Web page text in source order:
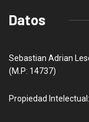
Datos
Sebastian Adrian
(M.P: 14737)
Propiedad